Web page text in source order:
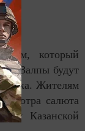
который
Залпы будут
Жителям
салюта
у Казанской